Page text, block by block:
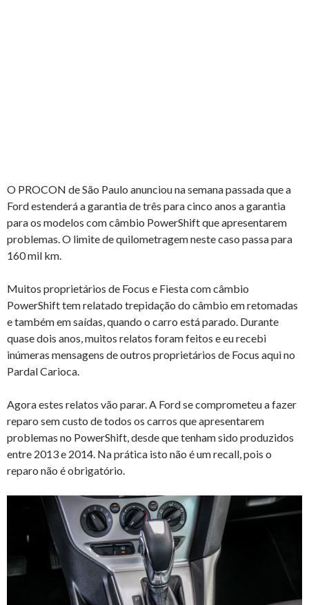
O PROCON de São Paulo anunciou na semana passada que a
Ford estenderá a garantia de três para cinco anos a garantia
para os modelos com câmbio PowerShift que apresentarem
problemas. O limite de quilometragem neste caso passa para
160 mil km.
Muitos proprietários de Focus e Fiesta com câmbio
PowerShift tem relatado trepidação do câmbio em retomadas
e também em saídas, quando o carro está parado. Durante
quase dois anos, muitos relatos foram feitos e eu recebi
inúmeras mensagens de outros proprietários de Focus aqui no
Pardal Carioca.
Agora estes relatos vão parar. A Ford se comprometeu a fazer
reparo sem custo de todos os carros que apresentarem
problemas no PowerShift, desde que tenham sido produzidos
entre 2013 e 2014. Na prática isto não é um recall, pois o
reparo não é obrigatório.